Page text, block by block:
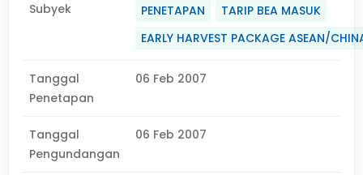
Subyek PENETAPAN
TARIP BEA MASUK
EARLY HARVEST PACKAGE ASEAN/
Tanggal
Penetapan
06 Feb 2007
Tanggal
Pengundangan
06 Feb 2007